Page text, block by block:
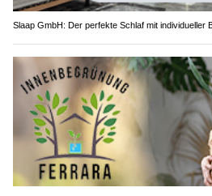
Slaap GmbH: Der perfekte Schlaf mit individueller